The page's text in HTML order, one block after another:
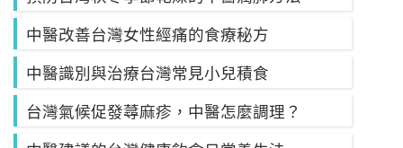
中醫改善台灣女性經痛的食療秘方
中醫識別與治療台灣常見小兒積食
台灣氣候促發蕁麻疹，中醫怎麼調理？